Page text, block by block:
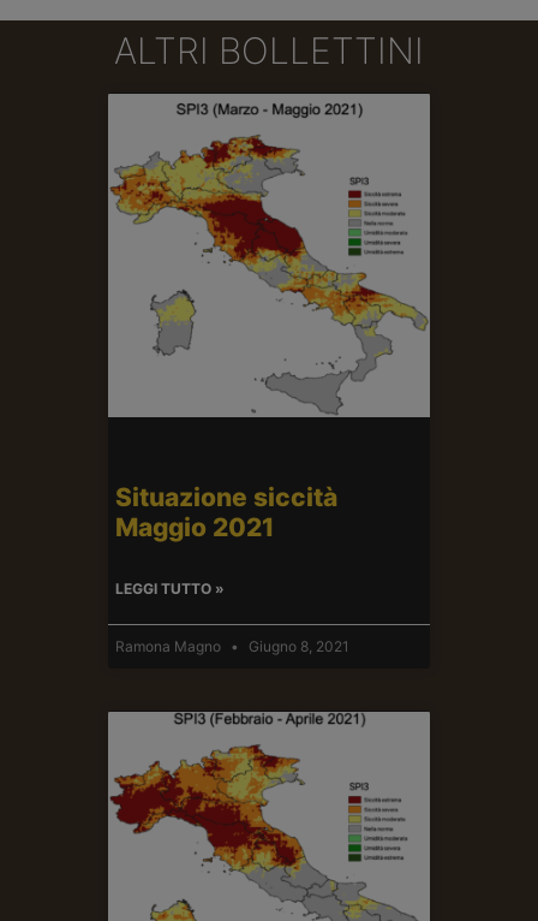
ALTRI BOLLETTINI
Situazione siccità
Maggio 2021
LEGGI TUTTO »
Ramona Magno Giugno 8, 2021